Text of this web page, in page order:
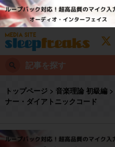
記事を探す
トップページ > 音楽理論 初級編 >
ナー・ダイアトニックコード